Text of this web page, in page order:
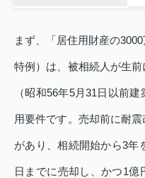
まず、「居住用財産の
特例）は、被相続人が生
（昭和56年5月31日以前
用要件です。売却前に耐
があり、相続開始から3年
日までに売却し、かつ1